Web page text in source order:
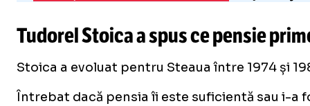
Tudorel Stoica a spus ce pensie
Stoica a evoluat pentru Steaua între 1974 și
Întrebat dacă pensia îi este suficientă sau i-a